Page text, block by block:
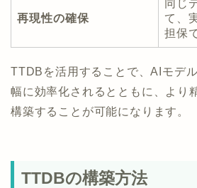
再現性の確保
同じ
て、
担保
TTDBを活用することで、AIモデ
幅に効率化されるとともに、より
構築することが可能になります。
TTDBの構築方法